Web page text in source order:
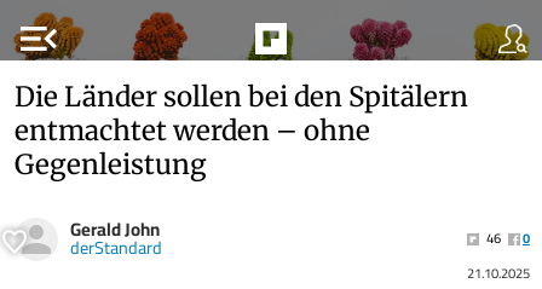
menu_open
Die Länder sollen bei den Spitälern
entmachtet werden – ohne
Gegenleistung
Gerald John
derStandard 46
0
21.10.2025